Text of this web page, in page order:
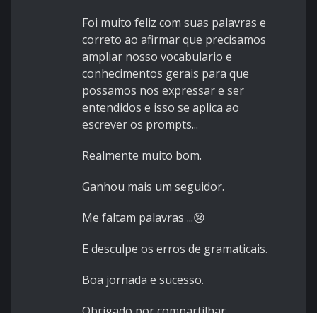
Foi muito feliz com suas palavras e
correto ao afirmar que precisamos
ampliar nosso vocabulario e
conhecimentos gerais para que
possamos nos expressar e ser
entendidos e isso se aplica ao
escrever os prompts...
Realmente muito bom.
Ganhou mais um seguidor.
Me faltam palavras ...😢
E desculpe os erros de gramaticais.
Boa jornada e sucesso.